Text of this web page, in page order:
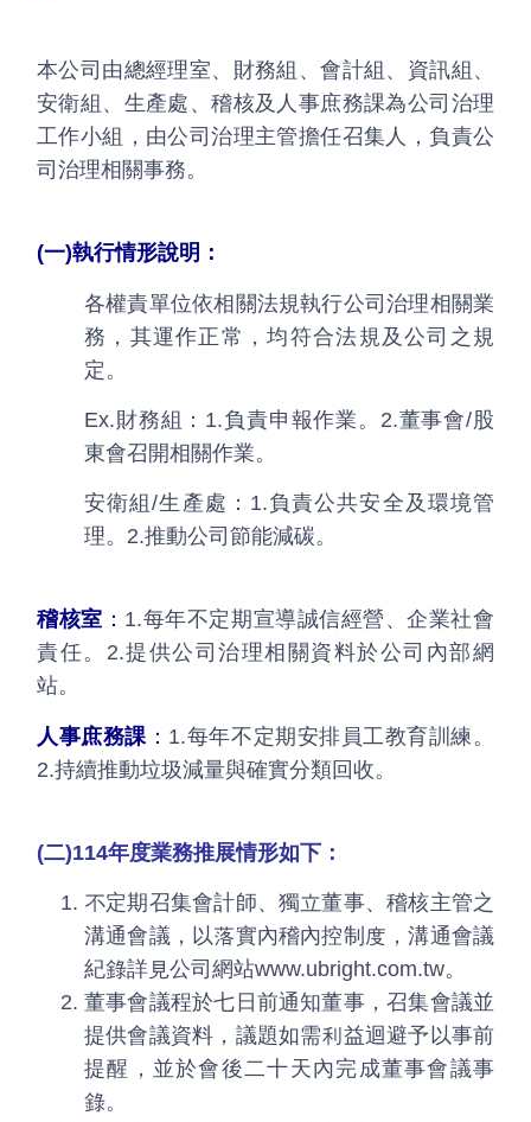
本公司由總經理室、財務組、會計組、資訊組、
安衛組、生產處、稽核及人事庶務課為公司治理
工作小組，由公司治理主管擔任召集人，負責公
司治理相關事務。
(一)執行情形說明：
各權責單位依相關法規執行公司治理相關業
務，其運作正常，均符合法規及公司之規
定。
Ex.財務組：1.負責申報作業。2.董事會/股
東會召開相關作業。
安衛組/生產處：1.負責公共安全及環境管
理。2.推動公司節能減碳。
稽核室 ： 1.每年不定期宣導誠信經營、企業社會
責任。2.提供公司治理相關資料於公司內部網
站。
人事庶務課 ： 1.每年不定期安排員工教育訓練。
2.持續推動垃圾減量與確實分類回收。
(二)114年度業務推展情形如下：
不定期召集會計師、獨立董事、稽核主管之
溝通會議，以落實內稽內控制度，溝通會議
紀錄詳見公司網站www.ubright.com.tw。
董事會議程於七日前通知董事，召集會議並
提供會議資料，議題如需利益迴避予以事前
提醒，並於會後二十天內完成董事會議事
錄。